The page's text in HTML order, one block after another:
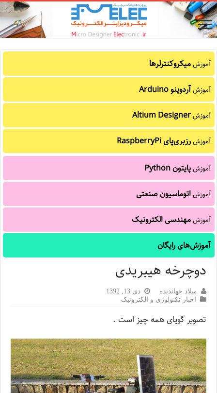
آموزشمیکروکنترلرها
آموزشآردوینو Arduino
آموزشAltium Designer
آموزشرزبری‌پای RaspberryPi
آموزشپایتون Python
آموزشاتوماسیون صنعتی
آموزشمهندسی الکترونیک
آموزش‌های رایگان
دوچرخه هیبریدی
میلاد جهاندیده
دی 13, 1392
اخبار تکنولوژی و الکترونیک
تصویر گویای همه چیز است .